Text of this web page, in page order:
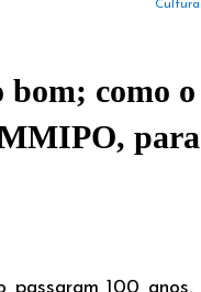
Cultura
bom; como o
para